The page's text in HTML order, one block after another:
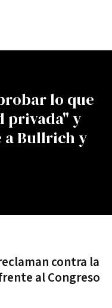
lo que
privada" y
Bullrich y
contra la
al Congreso